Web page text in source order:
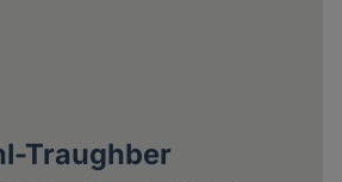
Traughber